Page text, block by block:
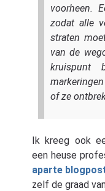
voorheen.
zodat alle
straten
van de
kruispunt
of ze
Ik kreeg ook
een heuse
aparte
zelf de graad